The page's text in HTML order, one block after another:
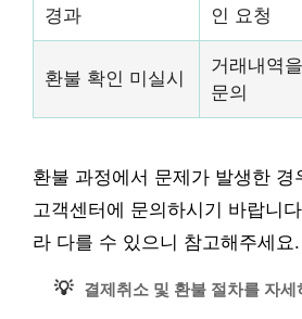
경과
인 요청
환불 확인 미실시
거래내역
문의
환불 과정에서 문제가 발생한 경
고객센터에 문의하시기 바랍니
라 다를 수 있으니 참고해주세요.
💡 결제취소 및 환불 절차를 자세